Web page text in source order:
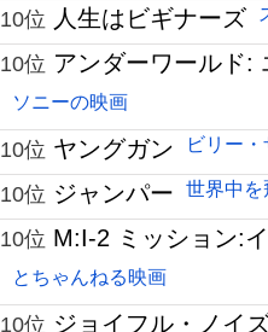
10位 人生はビギナーズ
10位 アンダーワールド:
ソニーの映画
10位 ヤングガン ビリー
10位 ジャンパー 世界中を
10位 M:I-2 ミッション:
とちゃんねる映画
10位 ジョイフル・ノイ